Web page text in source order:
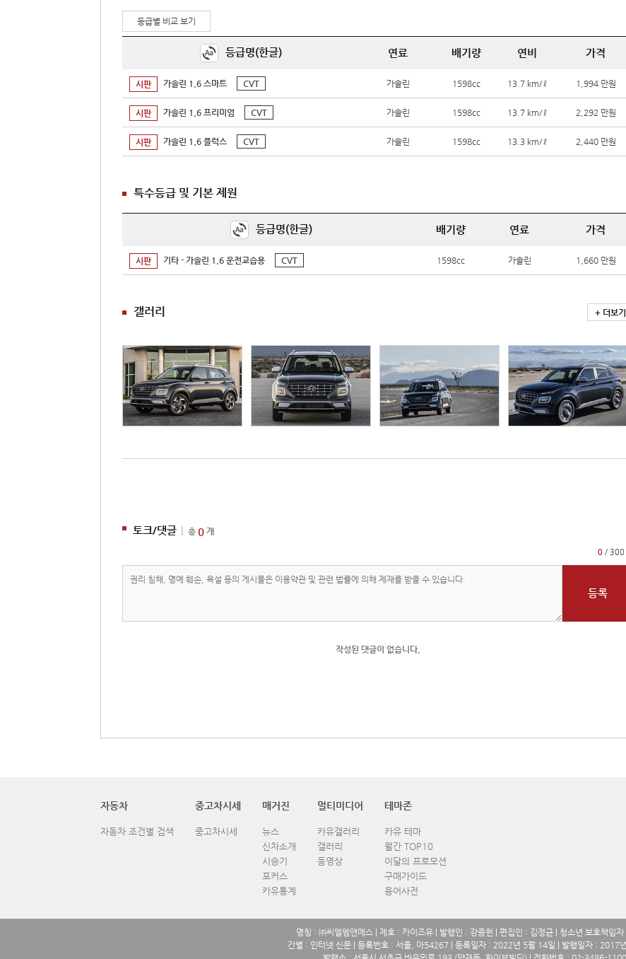
등급별 비교 보기
등급명(한글) 연료 배기량 연비 가격
시판 가솔린 1.6 스마트 CVT 가솔린 1598cc 13.7 km/ℓ 1,994 만원
시판 가솔린 1.6 프리미엄 CVT 가솔린 1598cc 13.7 km/ℓ 2,292 만원
시판 가솔린 1.6 플럭스 CVT 가솔린 1598cc 13.3 km/ℓ 2,440 만원
특수등급 및 기본 제원
등급명(한글) 배기량 연료 가격
시판 기타 - 가솔린 1.6 운전교습용 CVT 1598cc 가솔린 1,660 만원
갤러리 + 더보기
토크/댓글 | 총 0 개
0 / 300
등록
작성된 댓글이 없습니다.
자동차
자동차 조건별 검색
중고차시세
중고차시세
매거진
뉴스
신차소개
시승기
포커스
카유통계
멀티미디어
카유갤러리
갤러리
동영상
테마존
카유 테마
월간 TOP10
이달의 프로모션
구매가이드
용어사전
명칭 : ㈜씨엘엠앤에스 | 제호 : 카이즈유 | 발행인 : 강종헌 | 편집인 : 김정균 | 청소년 보호책임자
간별 : 인터넷 신문 | 등록번호 : 서울, 아54267 | 등록일자 : 2022년 5월 14일 | 발행일자 : 2017